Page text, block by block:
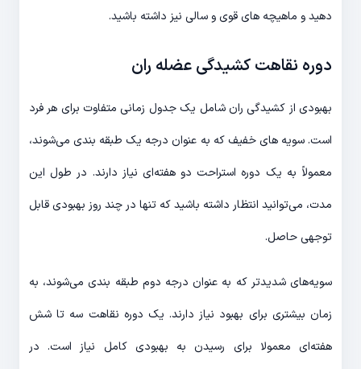
دهید و ماهیچه های قوی و سالی نیز داشته باشید.
دوره نقاهت کشیدگی عضله ران
بهبودی از کشیدگی ران شامل یک جدول زمانی متفاوت برای هر فرد
است. سویه های خفیف که به عنوان درجه یک طبقه بندی می‌شوند،
معمولاً به یک دوره استراحت دو هفته‌ای نیاز دارند. در طول این
مدت، می‌توانید انتظار داشته باشید که تنها در چند روز بهبودی قابل
توجهی حاصل.
سویه‌های شدیدتر که به عنوان درجه دوم طبقه بندی می‌شوند، به
زمان بیشتری برای بهبود نیاز دارند. یک دوره نقاهت سه تا شش
هفته‌ای معمولا برای رسیدن به بهبودی کامل نیاز است. در